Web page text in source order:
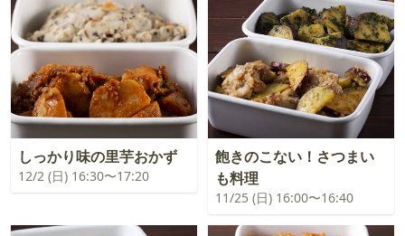
しっかり味の里芋おかず
12/2 (日) 16:30〜17:20
飽きのこない！さつまい
も料理
11/25 (日) 16:00〜16:40